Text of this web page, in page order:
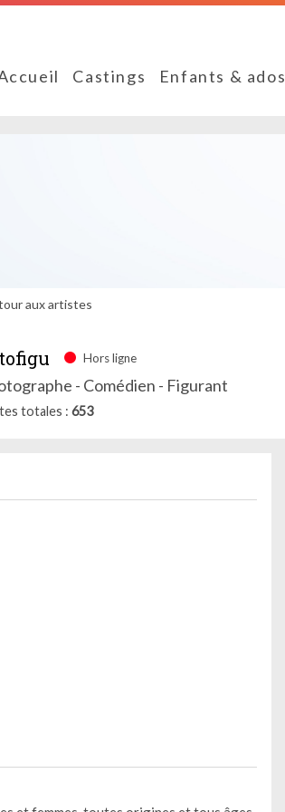
Castings Enfants & ados
aux artistes
Hors ligne
- Comédien - Figurant
totales 653